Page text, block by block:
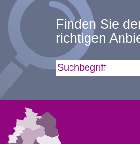
Finden Sie
richtigen
Suchbegriff